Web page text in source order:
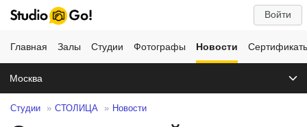
Войти
Главная Залы Студии Фотографы Новости
Москва
Студии СТОЛИЦА Новости